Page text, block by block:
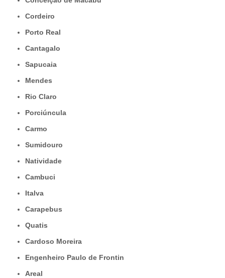
Cordeiro
Porto Real
Cantagalo
Sapucaia
Mendes
Rio Claro
Porciúncula
Carmo
Sumidouro
Natividade
Cambuci
Italva
Carapebus
Quatis
Cardoso Moreira
Engenheiro Paulo de Frontin
Areal